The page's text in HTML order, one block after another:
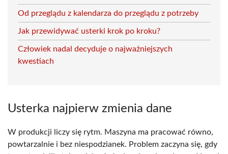
Od przeglądu z kalendarza do przeglądu z potrzeby
Jak przewidywać usterki krok po kroku?
Człowiek nadal decyduje o najważniejszych
kwestiach
Usterka najpierw zmienia dane
W produkcji liczy się rytm. Maszyna ma pracować równo,
powtarzalnie i bez niespodzianek. Problem zaczyna się, gdy